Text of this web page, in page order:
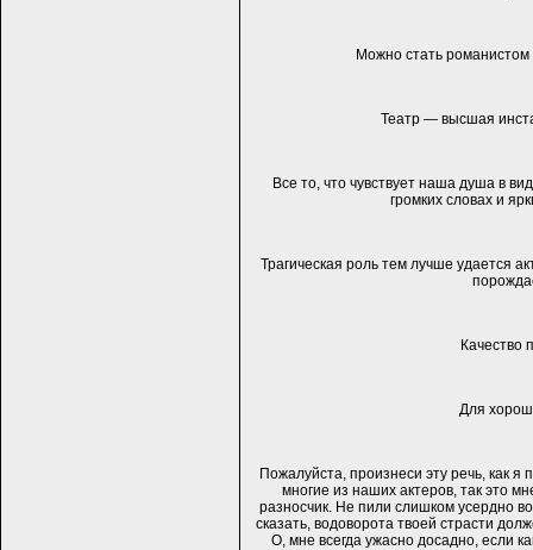
Можно стать
Театр — высшая
Все то, что чувствует наша душа в
громких словах и
Трагическая роль тем лучше удается
Качество
Для
Пожалуйста, произнеси эту речь, как я
многие из наших актеров, так это
разносчик. Не пили слишком усердно
сказать, водоворота твоей страсти
О, мне всегда ужасно досадно, если